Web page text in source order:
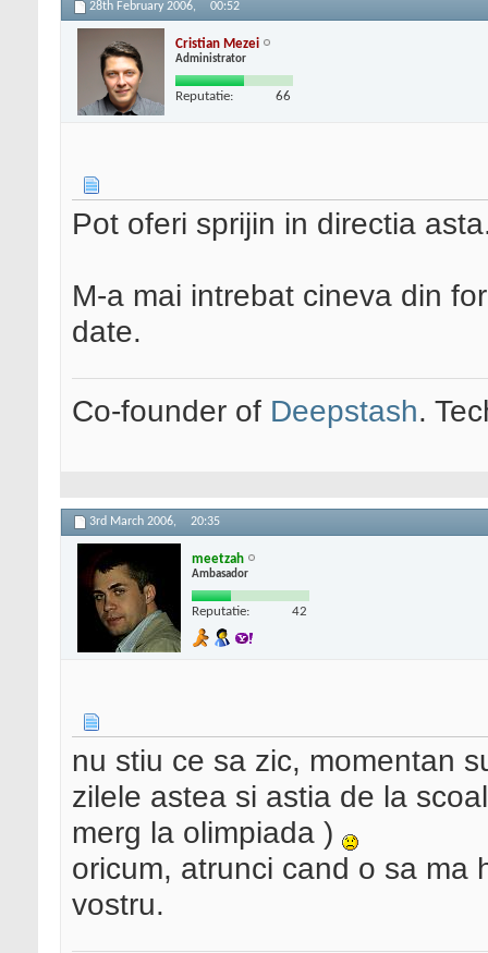
28th February 2006, 00:52
Cristian Mezei
Administrator
Reputatie: 66
Pot oferi sprijin in directia
M-a mai intrebat cineva din
date.
Co-founder of Deepstash.
3rd March 2006, 20:35
meetzah
Ambasador
Reputatie: 42
nu stiu ce sa zic, momentan
zilele astea si astia de la
merg la olimpiada )
oricum, atrunci cand o sa ma
vostru.